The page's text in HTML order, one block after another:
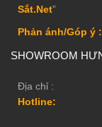
Sắt.Net”
Phản ánh/Góp ý :
SHOWROOM
Địa chỉ :
Hotline: